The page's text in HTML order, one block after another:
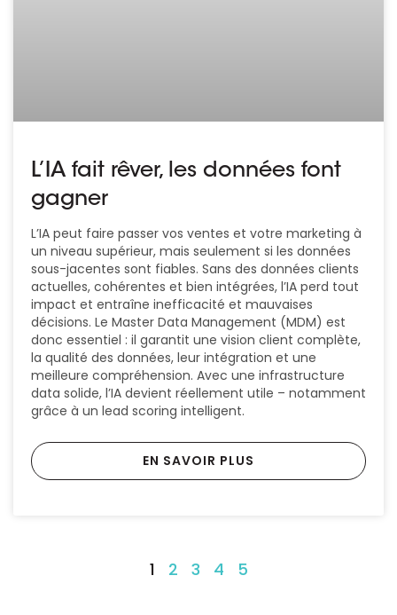
L’IA fait rêver, les données font
gagner
L’IA peut faire passer vos ventes et votre marketing à
un niveau supérieur, mais seulement si les données
sous-jacentes sont fiables. Sans des données clients
actuelles, cohérentes et bien intégrées, l’IA perd tout
impact et entraîne inefficacité et mauvaises
décisions. Le Master Data Management (MDM) est
donc essentiel : il garantit une vision client complète,
la qualité des données, leur intégration et une
meilleure compréhension. Avec une infrastructure
data solide, l’IA devient réellement utile – notamment
grâce à un lead scoring intelligent.
EN SAVOIR PLUS
1 2 3 4 5